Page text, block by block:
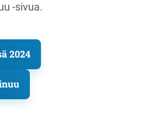
-sivua.
2024